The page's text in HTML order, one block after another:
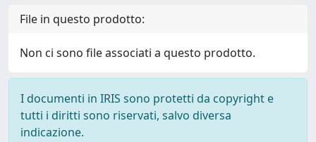
File in questo prodotto:
Non ci sono file associati a questo prodotto.
I documenti in IRIS sono protetti da copyright e
tutti i diritti sono riservati, salvo diversa
indicazione.